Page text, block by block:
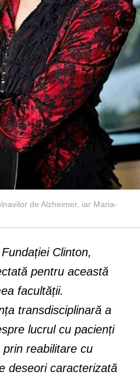
de Alzheimer, iar Maria-
Clinton,
pentru această
facultății.
transdisciplinară a
lucrul cu pacienți
reabilitare cu
deseori caracterizată